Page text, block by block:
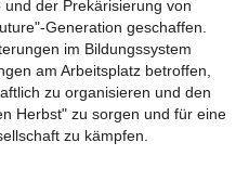
der Prekärisierung von
Generation geschaffen.
im Bildungssystem
am Arbeitsplatz betroffen,
zu organisieren und den
Herbst" zu sorgen und für eine
zu kämpfen.